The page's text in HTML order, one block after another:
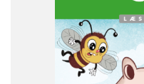
FORMAT
Flergangsbog
9788723578945